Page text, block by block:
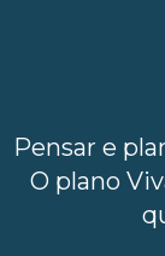
Pensar e
O plano